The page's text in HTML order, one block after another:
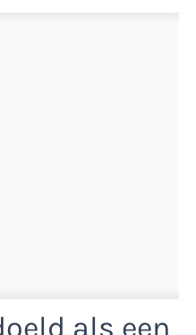
als een